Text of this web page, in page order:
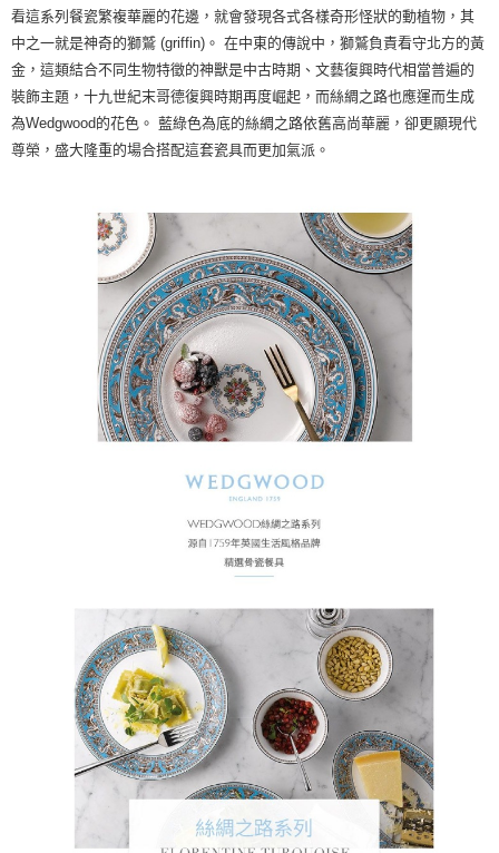
看這系列餐瓷繁複華麗的花邊，就會發現各式各樣奇形怪狀的動植物，其
中之一就是神奇的獅鷲 (griffin)。 在中東的傳說中，獅鷲負責看守北方的黃
金，這類結合不同生物特徵的神獸是中古時期、文藝復興時代相當普遍的
裝飾主題，十九世紀末哥德復興時期再度崛起，而絲綢之路也應運而生成
為Wedgwood的花色。 藍綠色為底的絲綢之路依舊高尚華麗，卻更顯現代
尊榮，盛大隆重的場合搭配這套瓷具而更加氣派。